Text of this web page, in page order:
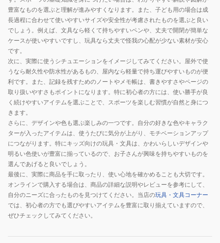
豊富なものを選ぶと理解が進みやすくなります。また、子ども用の場合は成
長過程に合わせて使いやすいサイズや安全性が考慮されたものを選ぶと良い
でしょう。例えば、文具なら軽くて持ちやすいペンや、丈夫で開閉が簡単な
ケースが使いやすいですし、玩具なら丈夫で怪我の心配が少ない素材が安心
です。
次に、実際に使うシチュエーションをイメージしてみてください。屋外で使
うなら耐久性や防水性があるもの、屋内なら軽量で持ち運びやすいものが便
利です。また、記録を残すためのノートやメモ帳は、書きやすさやページの
取り扱いやすさもポイントになります。特に初心者の方には、使い勝手が良
く続けやすいアイテムを選ぶことで、スポーツを楽しむ習慣が自然と身につ
きます。
さらに、デザインや色も選ぶ楽しみの一つです。自分の好きな色やキャラク
ターが入ったアイテムは、使うたびに気分が上がり、モチベーションアップ
につながります。特にキッズ向けの玩具・文具は、かわいらしいデザインや
明るい色使いが豊富に揃っているので、お子さんが興味を持ちやすいものを
選んであげると良いでしょう。
最後に、実際に商品を手に取ったり、使い心地を確かめることも大切です。
オンラインで購入する場合は、商品の詳細な説明やレビューを参考にして、
自分のニーズに合ったものを見つけてください。当店の玩具・文具コーナー
では、初心者の方でも選びやすいアイテムを豊富に取り揃えていますので、
ぜひチェックしてみてください。